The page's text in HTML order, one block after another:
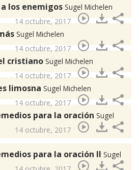
a los enemigos Sugel Michelen
14 octubre, 2017
Sugel Michelen
14 octubre, 2017
cristiano Sugel Michelen
14 octubre, 2017
limosna Sugel Michelen
14 octubre, 2017
para la oración Sugel
14 octubre, 2017
para la oración II Sugel